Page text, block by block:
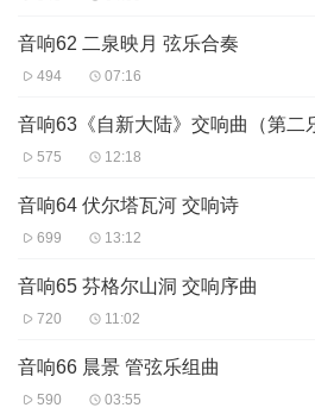
音响62 二泉映月 弦乐合奏
494 07:16
音响63《自新大陆》交响曲（第二
575 12:18
音响64 伏尔塔瓦河 交响诗
699 13:12
音响65 芬格尔山洞 交响序曲
720 11:02
音响66 晨景 管弦乐组曲
590 03:55